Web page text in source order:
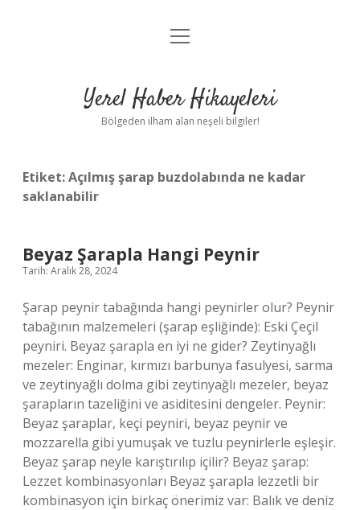
Anasayfa
Yasal Uyarı
menüyü
Yerel Haber Hikayeleri
Bölgeden ilham alan neşeli bilgiler!
Etiket:Açılmış şarap buzdolabında ne kadar
saklanabilir
Beyaz Şarapla Hangi Peynir
Tarih: Aralık 28, 2024
Şarap peynir tabağında hangi peynirler olur? Peynir
tabağının malzemeleri (şarap eşliğinde): Eski Çeçil
peyniri. Beyaz şarapla en iyi ne gider? Zeytinyağlı
mezeler: Enginar, kırmızı barbunya fasulyesi, sarma
ve zeytinyağlı dolma gibi zeytinyağlı mezeler, beyaz
şarapların tazeliğini ve asiditesini dengeler. Peynir:
Beyaz şaraplar, keçi peyniri, beyaz peynir ve
mozzarella gibi yumuşak ve tuzlu peynirlerle eşleşir.
Beyaz şarap neyle karıştırılıp içilir? Beyaz şarap:
Lezzet kombinasyonları Beyaz şarapla lezzetli bir
kombinasyon için birkaç önerimiz var: Balık ve deniz